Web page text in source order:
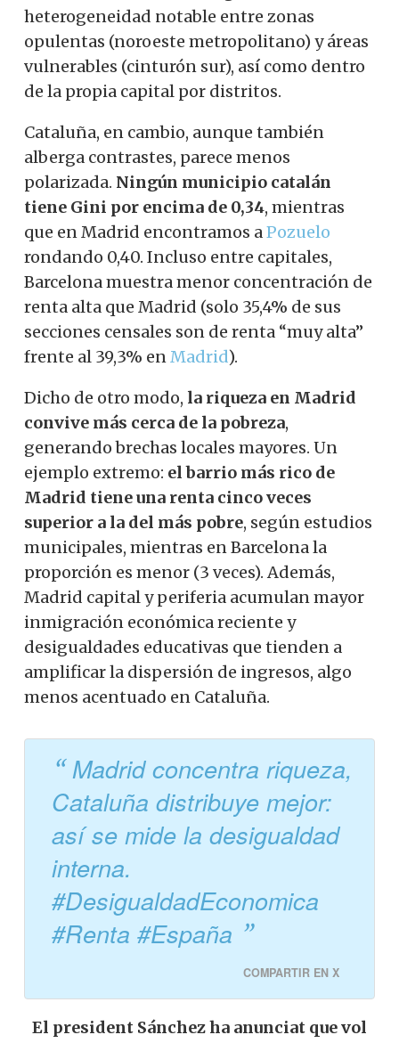
heterogeneidad notable entre zonas
opulentas (noroeste metropolitano) y áreas
vulnerables (cinturón sur), así como dentro
de la propia capital por distritos.
Cataluña, en cambio, aunque también
alberga contrastes, parece menos
polarizada. Ningún municipio catalán
tiene Gini por encima de 0,34, mientras
que en Madrid encontramos aPozuelo
rondando 0,40. Incluso entre capitales,
Barcelona muestra menor concentración de
renta alta que Madrid (solo 35,4% de sus
secciones censales son de renta “muy alta”
frente al 39,3% enMadrid).
Dicho de otro modo, la riqueza en Madrid
convive más cerca de la pobreza,
generando brechas locales mayores. Un
ejemplo extremo: el barrio más rico de
Madrid tiene una renta cinco veces
superior a la del más pobre, según estudios
municipales, mientras en Barcelona la
proporción es menor (3 veces). Además,
Madrid capital y periferia acumulan mayor
inmigración económica reciente y
desigualdades educativas que tienden a
amplificar la dispersión de ingresos, algo
menos acentuado en Cataluña.
Madrid concentra riqueza,
Cataluña distribuye mejor:
así se mide la desigualdad
interna.
#DesigualdadEconomica
#Renta #España
COMPARTIR EN X
El president Sánchez ha anunciat que vol